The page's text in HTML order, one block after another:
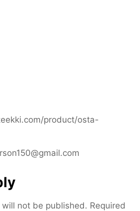
product/osta-
not be published. Required